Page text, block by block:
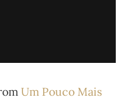
Um Pouco Mais